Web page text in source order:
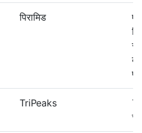
पिरामिड
से
के
TriPeaks